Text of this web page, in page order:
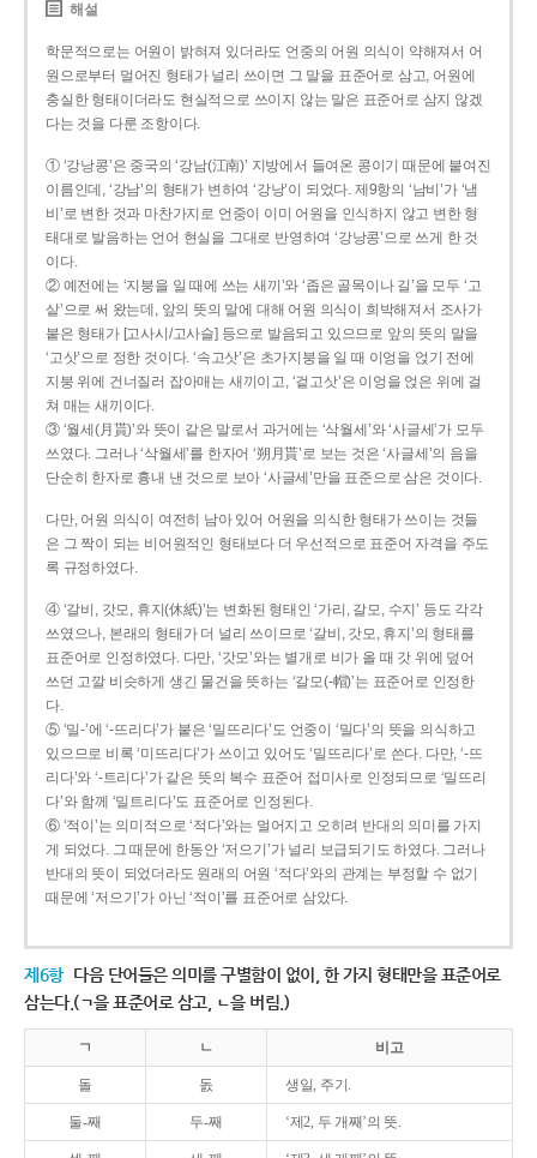
해설
학문적으로는 어원이 밝혀져 있더라도 언중의 어원 의식이 약해져서 어
원으로부터 멀어진 형태가 널리 쓰이면 그 말을 표준어로 삼고, 어원에
충실한 형태이더라도 현실적으로 쓰이지 않는 말은 표준어로 삼지 않겠
다는 것을 다룬 조항이다.
① ‘강낭콩’은 중국의 ‘강남(江南)’ 지방에서 들여온 콩이기 때문에 붙여진
이름인데, ‘강남’의 형태가 변하여 ‘강낭’이 되었다. 제9항의 ‘남비’가 ‘냄
비’로 변한 것과 마찬가지로 언중이 이미 어원을 인식하지 않고 변한 형
태대로 발음하는 언어 현실을 그대로 반영하여 ‘강낭콩’으로 쓰게 한 것
이다.
② 예전에는 ‘지붕을 일 때에 쓰는 새끼’와 ‘좁은 골목이나 길’을 모두 ‘고
샅’으로 써 왔는데, 앞의 뜻의 말에 대해 어원 의식이 희박해져서 조사가
붙은 형태가 [고사시/고사슬] 등으로 발음되고 있으므로 앞의 뜻의 말을
‘고삿’으로 정한 것이다. ‘속고삿’은 초가지붕을 일 때 이엉을 얹기 전에
지붕 위에 건너질러 잡아매는 새끼이고, ‘겉고삿’은 이엉을 얹은 위에 걸
쳐 매는 새끼이다.
③ ‘월세(月貰)’와 뜻이 같은 말로서 과거에는 ‘삭월세’와 ‘사글세’가 모두
쓰였다. 그러나 ‘삭월세’를 한자어 ‘朔月貰’로 보는 것은 ‘사글세’의 음을
단순히 한자로 흉내 낸 것으로 보아 ‘사글세’만을 표준으로 삼은 것이다.
다만, 어원 의식이 여전히 남아 있어 어원을 의식한 형태가 쓰이는 것들
은 그 짝이 되는 비어원적인 형태보다 더 우선적으로 표준어 자격을 주도
록 규정하였다.
④ ‘갈비, 갓모, 휴지(休紙)’는 변화된 형태인 ‘가리, 갈모, 수지’ 등도 각각
쓰였으나, 본래의 형태가 더 널리 쓰이므로 ‘갈비, 갓모, 휴지’의 형태를
표준어로 인정하였다. 다만, ‘갓모’와는 별개로 비가 올 때 갓 위에 덮어
쓰던 고깔 비슷하게 생긴 물건을 뜻하는 ‘갈모(-帽)’는 표준어로 인정한
다.
⑤ ‘밀-’에 ‘-뜨리다’가 붙은 ‘밀뜨리다’도 언중이 ‘밀다’의 뜻을 의식하고
있으므로 비록 ‘미뜨리다’가 쓰이고 있어도 ‘밀뜨리다’로 쓴다. 다만, ‘-뜨
리다’와 ‘-트리다’가 같은 뜻의 복수 표준어 접미사로 인정되므로 ‘밀뜨리
다’와 함께 ‘밀트리다’도 표준어로 인정된다.
⑥ ‘적이’는 의미적으로 ‘적다’와는 멀어지고 오히려 반대의 의미를 가지
게 되었다. 그 때문에 한동안 ‘저으기’가 널리 보급되기도 하였다. 그러나
반대의 뜻이 되었더라도 원래의 어원 ‘적다’와의 관계는 부정할 수 없기
때문에 ‘저으기’가 아닌 ‘적이’를 표준어로 삼았다.
제6항 다음 단어들은 의미를 구별함이 없이, 한 가지 형태만을 표준어로
삼는다.(ㄱ을 표준어로 삼고, ㄴ을 버림.)
ㄱ ㄴ 비고
돌 돐 생일, 주기.
둘-째 두-째 ‘제2, 두 개째’의 뜻.